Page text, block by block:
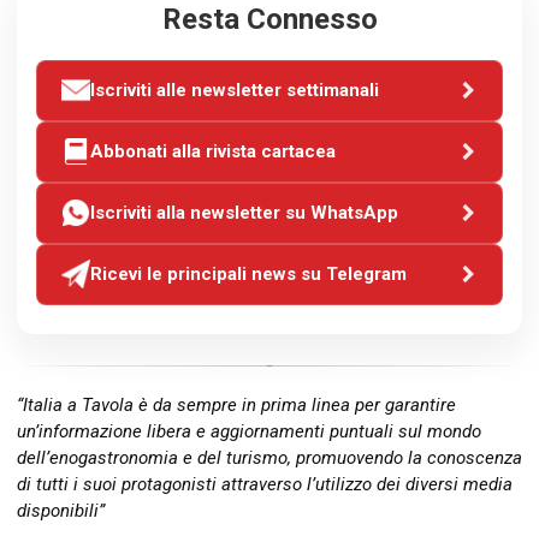
Resta Connesso
Iscriviti alle newsletter settimanali
Abbonati alla rivista cartacea
Iscriviti alla newsletter su WhatsApp
Ricevi le principali news su Telegram
“Italia a Tavola è da sempre in prima linea per garantire
un’informazione libera e aggiornamenti puntuali sul mondo
dell’enogastronomia e del turismo, promuovendo la conoscenza
di tutti i suoi protagonisti attraverso l’utilizzo dei diversi media
disponibili”